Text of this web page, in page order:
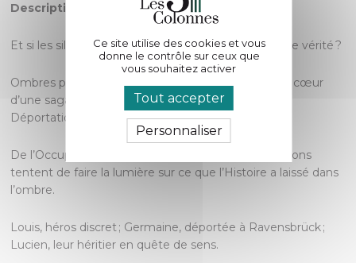
Description :
Et si les silences de vos parents cachaient une autre vérité ?
Ombres portées de la Déportation vous plonge au cœur
d’une saga familiale marquée par la Résistance, la
Déportation… et leurs lourds héritages.
De l’Occupation à la guerre d’Algérie, trois générations
tentent de faire la lumière sur ce que l’Histoire a laissé dans
l’ombre.
Louis, héros discret ; Germaine, déportée à Ravensbrück ;
Lucien, leur héritier en quête de sens.
Ce site utilise des cookies et vous
donne le contrôle sur ceux que
vous souhaitez activer
Tout accepter
Personnaliser